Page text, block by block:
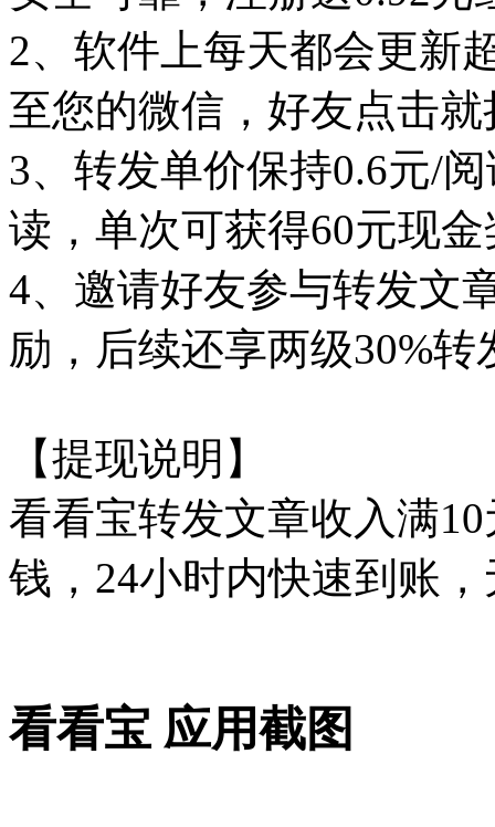
2、软件上每天都会更新
至您的微信，好友点击就
3、转发单价保持0.6元/
读，单次可获得60元现
4、邀请好友参与转发文
励，后续还享两级30%转
【提现说明】
看看宝转发文章收入满
钱，24小时内快速到账
看看宝 应用截图